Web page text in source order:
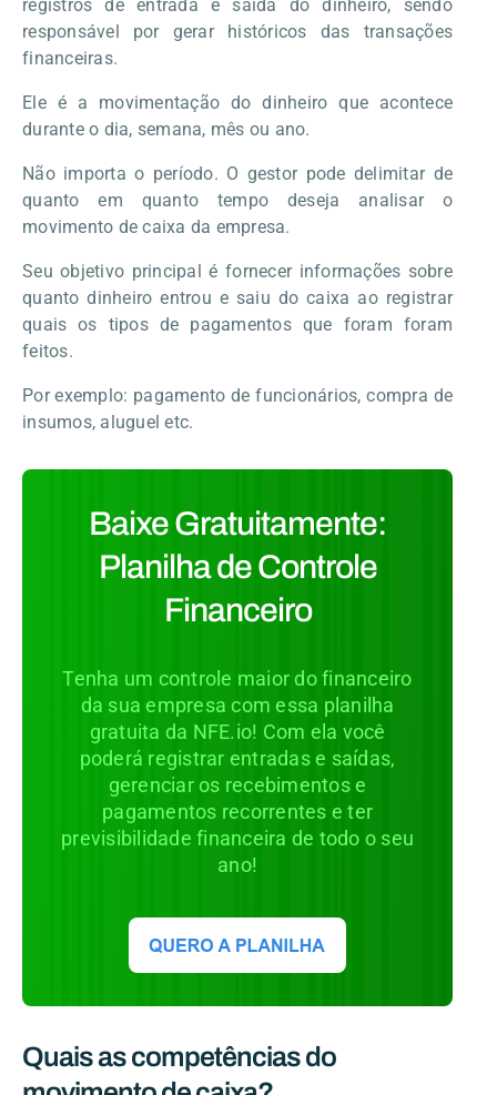
registros de entrada e saída do dinheiro, sendo
responsável por gerar históricos das transações
financeiras.
Ele é a movimentação do dinheiro que acontece
durante o dia, semana, mês ou ano.
Não importa o período. O gestor pode delimitar de
quanto em quanto tempo deseja analisar o
movimento de caixa da empresa.
Seu objetivo principal é fornecer informações sobre
quanto dinheiro entrou e saiu do caixa ao registrar
quais os tipos de pagamentos que foram foram
feitos.
Por exemplo: pagamento de funcionários, compra de
insumos, aluguel etc.
Baixe Gratuitamente:
Planilha de Controle
Financeiro
Tenha um controle maior do financeiro
da sua empresa com essa planilha
gratuita da NFE.io! Com ela você
poderá registrar entradas e saídas,
gerenciar os recebimentos e
pagamentos recorrentes e ter
previsibilidade financeira de todo o seu
ano!
Quais as competências do